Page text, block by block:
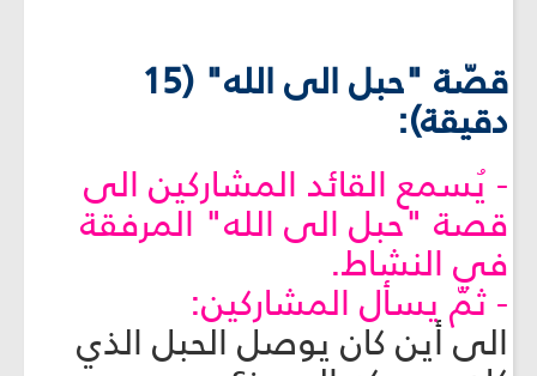
قصّة "حبل الى الله" (15
دقيقة):
- يُسمع القائد المشاركين الى
قصة "حبل الى الله" المرفقة
في النشاط.
- ثمّ يسأل المشاركين:
الى أين كان يوصل الحبل الذي